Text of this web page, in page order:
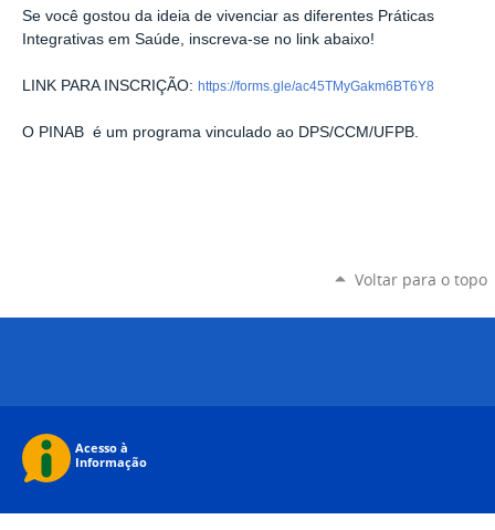
Se você gostou da ideia de vivenciar as diferentes Práticas
Integrativas em Saúde, inscreva-se no link abaixo!
LINK PARA INSCRIÇÃO: https://forms.gle/ac45TMyGakm6BT6Y8
O PINAB é um programa vinculado ao DPS/CCM/UFPB.
Voltar para o topo